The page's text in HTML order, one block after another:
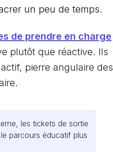
un peu de temps.
de prendre en charge
plutôt que réactive. Ils
pierre angulaire des
les tickets de sortie
parcours éducatif plus